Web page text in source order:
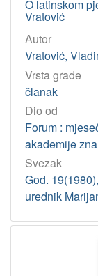
O latinskom
Vratović
Autor
Vratović,
Vrsta građe
članak
Dio od
Forum :
akademije
Svezak
God.
urednik